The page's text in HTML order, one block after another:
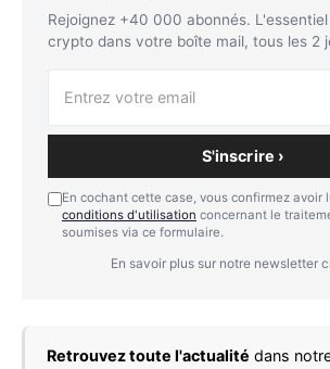
Rejoignez +40 000 abonnés.
crypto dans votre boîte mail, tous les 2
S'inscrire ›
En cochant cette case, vous confirmez avoir
conditions d'utilisation concernant le
soumises via ce formulaire.
En savoir plus sur notre newsletter
Retrouvez toute l'actualité dans